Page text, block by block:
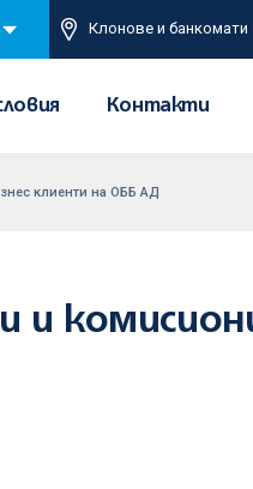
Клонове и банкомати
Контакти
клиенти на ОББ АД
и